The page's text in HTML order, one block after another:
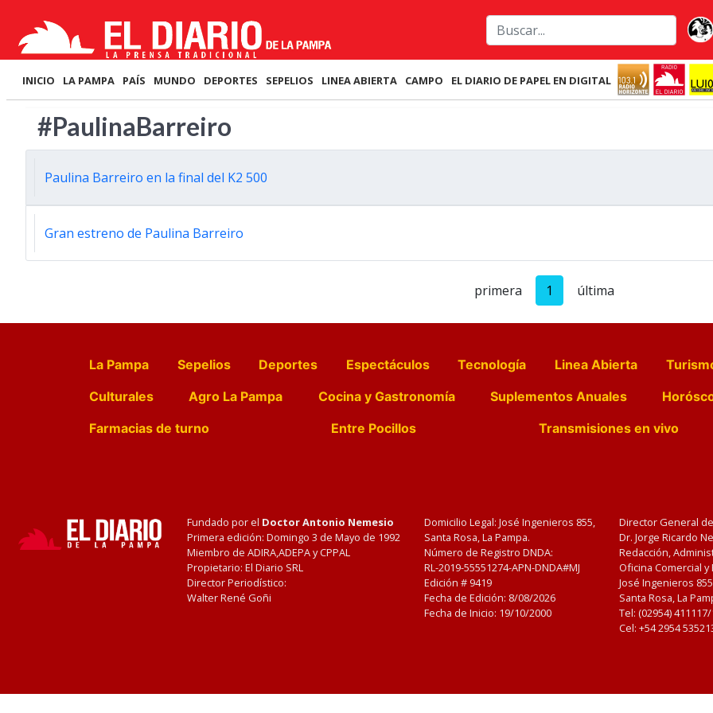
INICIO LA PAMPA PAÍS MUNDO DEPORTES SEPELIOS LINEA ABIERTA CAMPO EL DIARIO DE PAPEL EN DIGITAL
#PaulinaBarreiro
Paulina Barreiro en la final del K2 500
Gran estreno de Paulina Barreiro
primera 1 última
La Pampa Sepelios Deportes Espectáculos Tecnología Linea Abierta
Culturales
Agro La Pampa Cocina y Gastronomía Suplementos Anuales
Farmacias de turno
Entre Pocillos Transmisiones en vivo
Fundado por el Doctor Antonio Nemesio
Primera edición: Domingo 3 de Mayo de 1992
Miembro de ADIRA,ADEPA y CPPAL
Propietario: El Diario SRL
Director Periodístico:
Walter René Goñi
Domicilio Legal: José Ingenieros 855,
Santa Rosa, La Pampa.
Número de Registro DNDA:
RL-2019-55551274-APN-DNDA#MJ
Edición # 9419
Fecha de Edición: 8/08/2026
Fecha de Inicio: 19/10/2000
Director General
Dr. Jorge Ricardo
Redacción,
Oficina Comercial
José Ingenieros
Santa Rosa, La
Tel: (02954)
Cel: +54 2954